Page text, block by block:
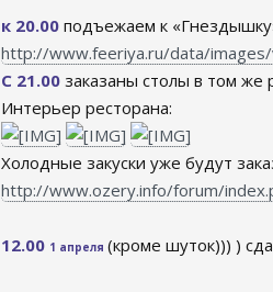
к 20.00 подъежаем к
http://www.feeriya.ru/data/images/
С 21.00 заказаны столы в том же
Интерьер ресторана:
Холодные закуски уже будут
http://www.ozery.info/forum/
12.00 1 апреля (кроме шуток))) )